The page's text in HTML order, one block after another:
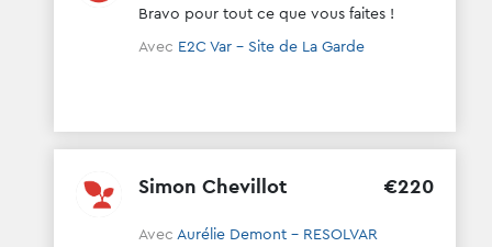
Bravo pour tout ce que vous faites !
Avec E2C Var - Site de La Garde
Simon Chevillot €220
Avec Aurélie Demont - RESOLVAR